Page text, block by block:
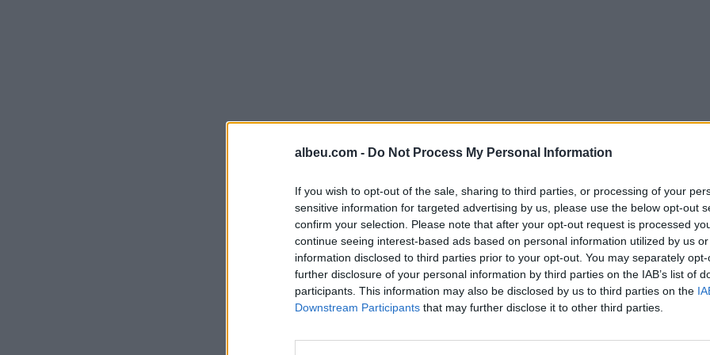
albeu.com - Do Not Process My Personal Information
If you wish to opt-out of the sale, sharing to third parties, or processing of your
sensitive information for targeted advertising by us, please use the below opt-out
confirm your selection. Please note that after your opt-out request is processed
continue seeing interest-based ads based on personal information utilized by us
information disclosed to third parties prior to your opt-out. You may separately
further disclosure of your personal information by third parties on the IAB’s list of
participants. This information may also be disclosed by us to third parties on the
Downstream Participants that may further disclose it to other third parties.